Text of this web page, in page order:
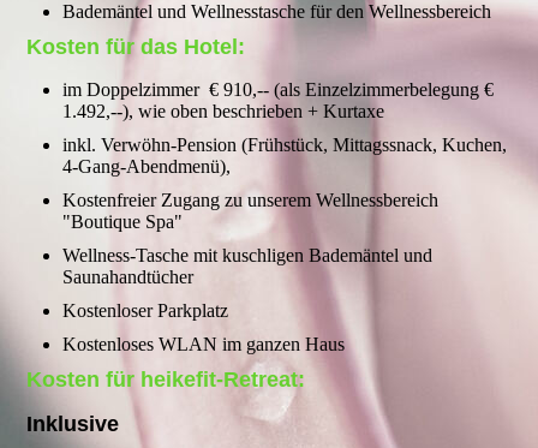
Bademäntel und Wellnesstasche für den Wellnessbereich
Kosten für das Hotel:
im Doppelzimmer € 910,-- (als Einzelzimmerbelegung €
1.492,--), wie oben beschrieben + Kurtaxe
inkl. Verwöhn-Pension (Frühstück, Mittagssnack, Kuchen,
4-Gang-Abendmenü),
Kostenfreier Zugang zu unserem Wellnessbereich
"Boutique Spa"
Wellness-Tasche mit kuschligen Bademäntel und
Saunahandtücher
Kostenloser Parkplatz
Kostenloses WLAN im ganzen Haus
Kosten für heikefit-Retreat:
Inklusive